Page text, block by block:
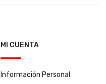
MI CUENTA
Información Personal